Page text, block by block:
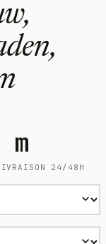
24/48H